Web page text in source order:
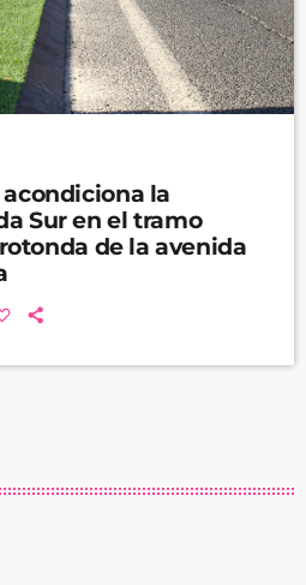
la
Sur en el tramo
de la avenida